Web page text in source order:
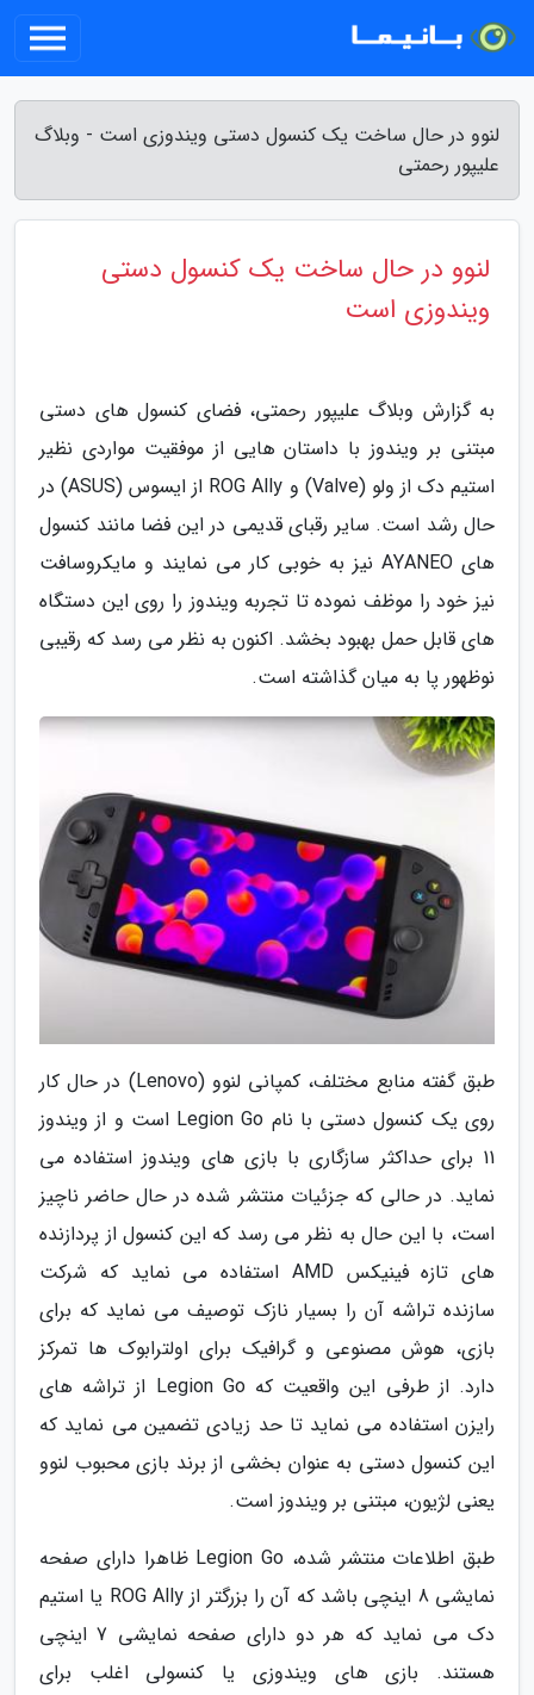
لنوو در حال ساخت یک کنسول دستی ویندوزی است - وبلاگ
علیپور رحمتی
لنوو در حال ساخت یک کنسول دستی
ویندوزی است
به گزارش وبلاگ علیپور رحمتی، فضای کنسول های دستی
مبتنی بر ویندوز با داستان هایی از موفقیت مواردی نظیر
استیم دک از ولو (Valve) و ROG Ally از ایسوس (ASUS) در
حال رشد است. سایر رقبای قدیمی در این فضا مانند کنسول
های AYANEO نیز به خوبی کار می نمایند و مایکروسافت
نیز خود را موظف نموده تا تجربه ویندوز را روی این دستگاه
های قابل حمل بهبود بخشد. اکنون به نظر می رسد که رقیبی
نوظهور پا به میان گذاشته است.
طبق گفته منابع مختلف، کمپانی لنوو (Lenovo) در حال کار
روی یک کنسول دستی با نام Legion Go است و از ویندوز
11 برای حداکثر سازگاری با بازی های ویندوز استفاده می
نماید. در حالی که جزئیات منتشر شده در حال حاضر ناچیز
است، با این حال به نظر می رسد که این کنسول از پردازنده
های تازه فینیکس AMD استفاده می نماید که شرکت
سازنده تراشه آن را بسیار نازک توصیف می نماید که برای
بازی، هوش مصنوعی و گرافیک برای اولترابوک ها تمرکز
دارد. از طرفی این واقعیت که Legion Go از تراشه های
رایزن استفاده می نماید تا حد زیادی تضمین می نماید که
این کنسول دستی به عنوان بخشی از برند بازی محبوب لنوو
یعنی لژیون، مبتنی بر ویندوز است.
طبق اطلاعات منتشر شده، Legion Go ظاهرا دارای صفحه
نمایشی 8 اینچی باشد که آن را بزرگتر از ROG Ally یا استیم
دک می نماید که هر دو دارای صفحه نمایشی 7 اینچی
هستند. بازی های ویندوزی یا کنسولی اغلب برای